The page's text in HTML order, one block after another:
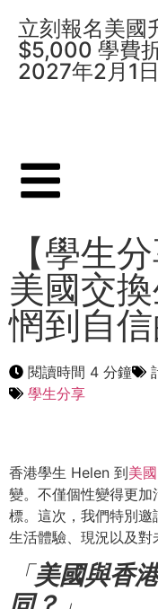
立刻報名美國
$5,000 學費
2027年2月1
【學生
美國交
惘到自
閱讀時間 4 分鐘
學生分享
香港學生 Helen 到美
變。不僅個性變得更加
標。這次，我們特別
生活體驗、現況以及對
「美國與香